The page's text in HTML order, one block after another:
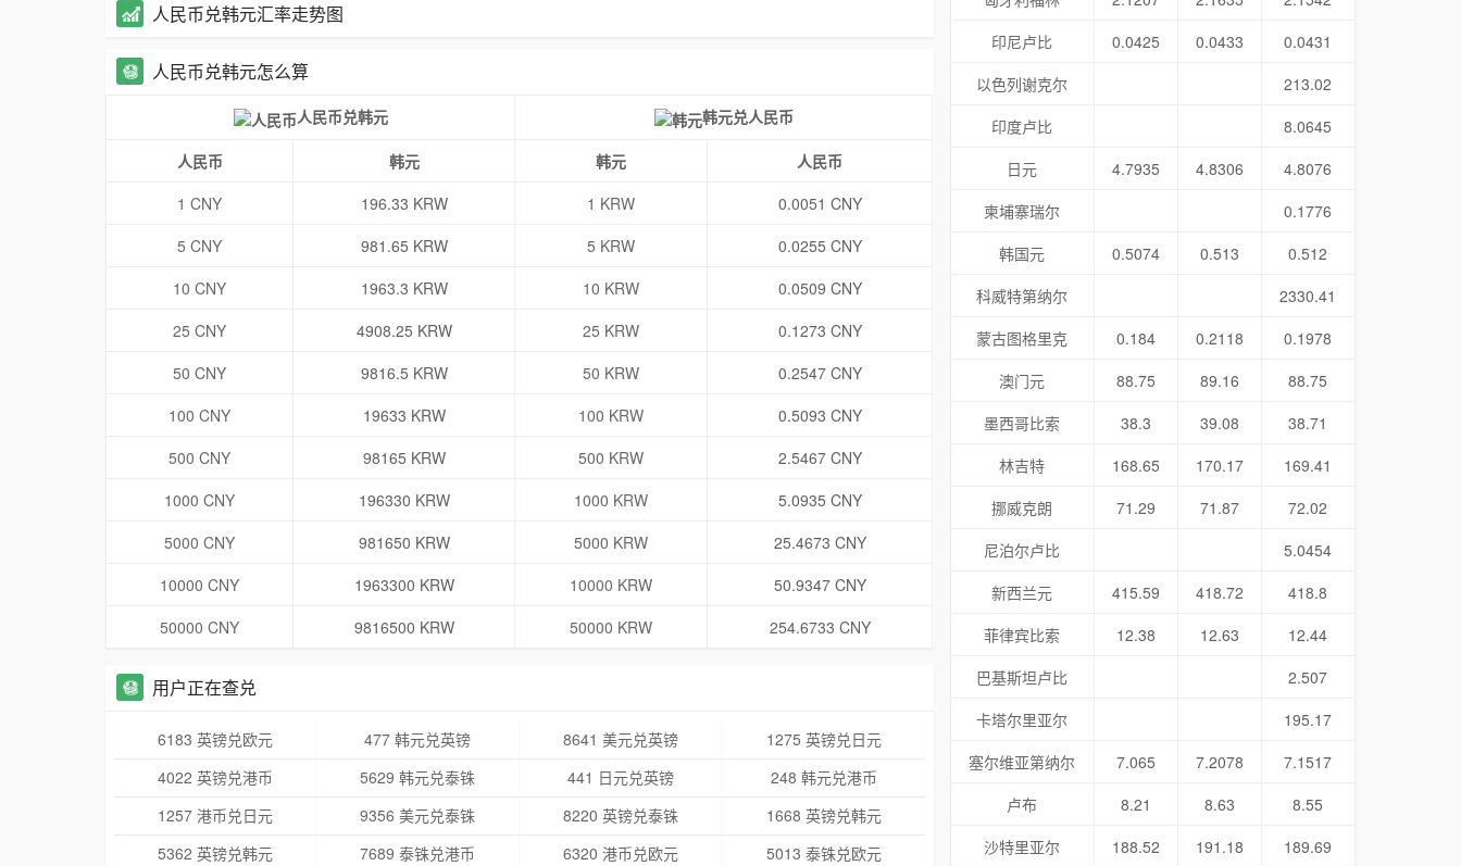
人民币兑韩元汇率走势图
人民币兑韩元怎么算
人民币兑韩元 韩元兑人民币
人民币 韩元 韩元
人民币
1 CNY
196.33 KRW 1 KRW
0.0051 CNY
5 CNY
981.65 KRW 5 KRW
0.0255 CNY
10 CNY
1963.3 KRW 10 KRW
0.0509 CNY
25 CNY
4908.25 KRW 25 KRW
0.1273 CNY
50 CNY
9816.5 KRW 50 KRW
0.2547 CNY
100 CNY
19633 KRW 100 KRW
0.5093 CNY
500 CNY
98165 KRW 500 KRW
2.5467 CNY
1000 CNY
196330 KRW 1000 KRW
5.0935 CNY
5000 CNY
981650 KRW 5000 KRW
25.4673 CNY
10000 CNY
1963300 KRW 10000 KRW
50.9347 CNY
50000 CNY
9816500 KRW 50000 KRW 254.6733 CNY
用户正在查兑
6183 英镑兑欧元 477 韩元兑英镑 8641 美元兑英镑
1275 英镑兑日元
4022 英镑兑港币
5629 韩元兑泰铢 441 日元兑英镑
248 韩元兑港币
1257 港币兑日元
9356 美元兑泰铢 8220 英镑兑泰铢
1668 英镑兑韩元
5362 英镑兑韩元
7689 泰铢兑港币 6320 港币兑欧元
5013 泰铢兑欧元
印尼卢比
0.0425 0.0433
0.0431
以色列谢克尔
213.02
印度卢比
8.0645
日元
4.7935 4.8306
4.8076
柬埔寨瑞尔
0.1776
韩国元
0.5074 0.513
0.512
科威特第纳尔
2330.41
蒙古图格里克
0.184 0.2118
0.1978
澳门元
88.75 89.16
88.75
墨西哥比索
38.3 39.08
38.71
林吉特
168.65 170.17
169.41
挪威克朗
71.29 71.87
72.02
尼泊尔卢比
5.0454
新西兰元
415.59 418.72
418.8
菲律宾比索
12.38 12.63
12.44
巴基斯坦卢比
2.507
卡塔尔里亚尔
195.17
塞尔维亚第纳尔
7.065 7.2078
7.1517
卢布
8.21 8.63
8.55
沙特里亚尔
188.52 191.18
189.69